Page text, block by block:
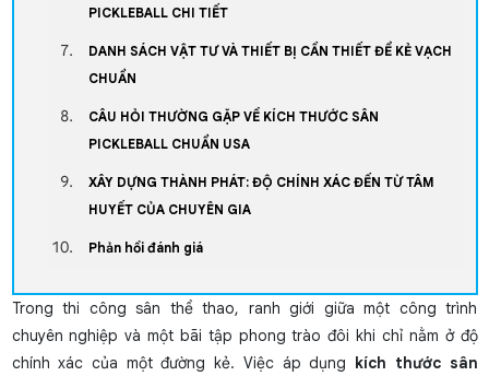
PICKLEBALL CHI TIẾT
DANH SÁCH VẬT TƯ VÀ THIẾT BỊ CẦN THIẾT ĐỂ KẺ VẠCH
CHUẨN
CÂU HỎI THƯỜNG GẶP VỀ KÍCH THƯỚC SÂN
PICKLEBALL CHUẨN USA
XÂY DỰNG THÀNH PHÁT: ĐỘ CHÍNH XÁC ĐẾN TỪ TÂM
HUYẾT CỦA CHUYÊN GIA
Phản hồi đánh giá
Trong thi công sân thể thao, ranh giới giữa một công trình
chuyên nghiệp và một bãi tập phong trào đôi khi chỉ nằm ở độ
chính xác của một đường kẻ. Việc áp dụng kích thước sân